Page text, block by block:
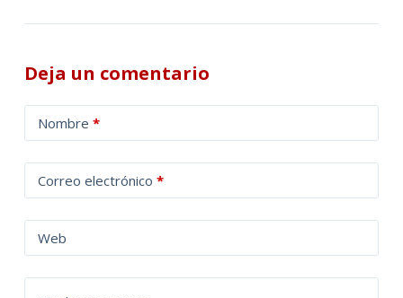
Deja un comentario
Nombre *
Correo electrónico *
Web
l
t
a
t